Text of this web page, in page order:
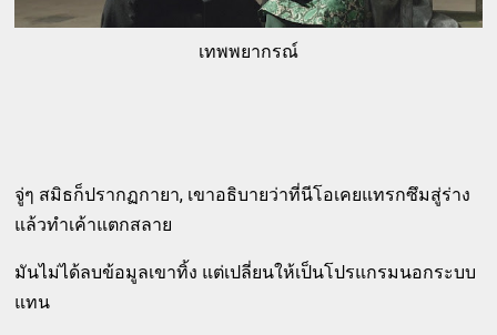
เทพพยากรณ์
จู่ๆ สมิธก็ปรากฏกายา, เขาอธิบายว่าที่นีโอเคยแทรกซึมสู่ร่าง
แล้วทำเค้าแตกสลาย
มันไม่ได้ลบข้อมูลเขาทิ้ง แต่เปลี่ยนให้เป็นโปรแกรมนอกระบบ
แทน